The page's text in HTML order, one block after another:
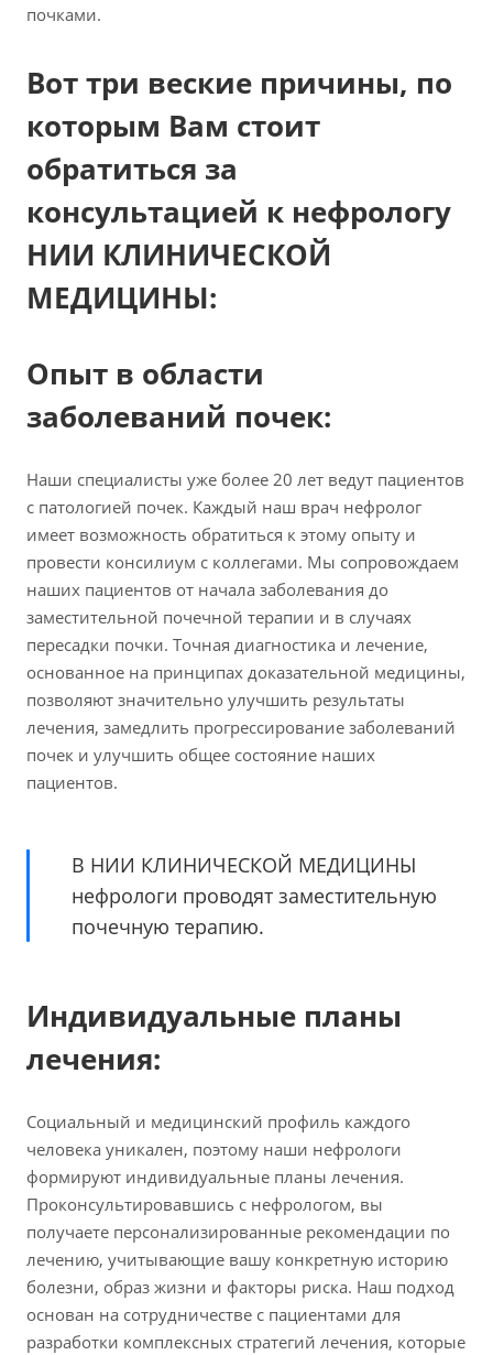
почками.
Вот три веские причины, по
которым Вам стоит
обратиться за
консультацией к нефрологу
НИИ КЛИНИЧЕСКОЙ
МЕДИЦИНЫ:
Опыт в области
заболеваний почек:
Наши специалисты уже более 20 лет ведут пациентов
с патологией почек. Каждый наш врач нефролог
имеет возможность обратиться к этому опыту и
провести консилиум с коллегами. Мы сопровождаем
наших пациентов от начала заболевания до
заместительной почечной терапии и в случаях
пересадки почки. Точная диагностика и лечение,
основанное на принципах доказательной медицины,
позволяют значительно улучшить результаты
лечения, замедлить прогрессирование заболеваний
почек и улучшить общее состояние наших
пациентов.
В НИИ КЛИНИЧЕСКОЙ МЕДИЦИНЫ
нефрологи проводят заместительную
почечную терапию.
Индивидуальные планы
лечения:
Социальный и медицинский профиль каждого
человека уникален, поэтому наши нефрологи
формируют индивидуальные планы лечения.
Проконсультировавшись с нефрологом, вы
получаете персонализированные рекомендации по
лечению, учитывающие вашу конкретную историю
болезни, образ жизни и факторы риска. Наш подход
основан на сотрудничестве с пациентами для
разработки комплексных стратегий лечения, которые